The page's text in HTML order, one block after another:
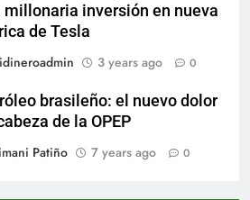
millonaria inversión en nueva
de Tesla
3 years ago 0
brasileño: el nuevo dolor
de la OPEP
Patiño
7 years ago 0